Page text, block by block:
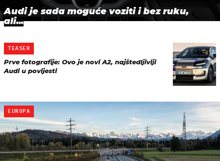
Audi je sada moguće voziti i bez ruku,
ali...
TEASER
Prve fotografije: Ovo je novi A2, najštedljiviji
Audi u povijesti
EUROPA